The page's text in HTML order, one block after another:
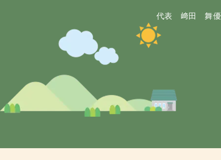
代表 﨑田 舞優